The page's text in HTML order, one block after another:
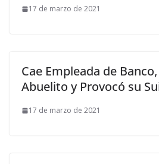
17 de marzo de 2021
Cae Empleada de
Abuelito y Provocó su
17 de marzo de 2021